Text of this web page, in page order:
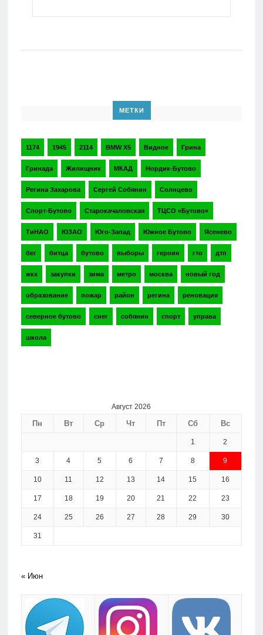
МЕТКИ
1174 1945 2114 BMW X5 Видное Грина
Гринада Жилищник МКАД Нордик-Бутово
Регина Захарова Сергей Собянин Солнцево
Спорт-Бутово Старокачаловская ТЦСО «Бутово»
ТиНАО ЮЗАО Юго-Запад Южное Бутово Ясенево
бег битца бутово выборы героин гто дтп
жкх закупки зима метро москва новый год
образование пожар район регина реновация
северное бутово снег собянин спорт управа
школа
Август 2026
Пн Вт Ср Чт Пт Сб Вс
1 2
3 4 5 6 7 8 9
10 11 12 13 14 15 16
17 18 19 20 21 22 23
24 25 26 27 28 29 30
31
« Июн